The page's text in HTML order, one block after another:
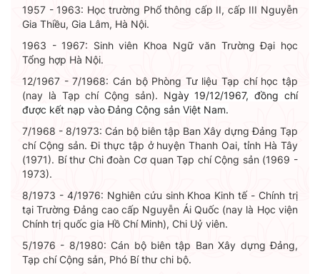
1957 - 1963: Học trường Phổ thông cấp II, cấp III Nguyễn
Gia Thiều, Gia Lâm, Hà Nội.
1963 - 1967: Sinh viên Khoa Ngữ văn Trường Đại học
Tổng hợp Hà Nội.
12/1967 - 7/1968: Cán bộ Phòng Tư liệu Tạp chí học tập
(nay là Tạp chí Cộng sản). Ngày 19/12/1967, đồng chí
được kết nạp vào Đảng Cộng sản Việt Nam.
7/1968 - 8/1973: Cán bộ biên tập Ban Xây dựng Đảng Tạp
chí Cộng sản. Đi thực tập ở huyện Thanh Oai, tỉnh Hà Tây
(1971). Bí thư Chi đoàn Cơ quan Tạp chí Cộng sản (1969 -
1973).
8/1973 - 4/1976: Nghiên cứu sinh Khoa Kinh tế - Chính trị
tại Trường Đảng cao cấp Nguyễn Ái Quốc (nay là Học viện
Chính trị quốc gia Hồ Chí Minh), Chi Uỷ viên.
5/1976 - 8/1980: Cán bộ biên tập Ban Xây dựng Đảng,
Tạp chí Cộng sản, Phó Bí thư chi bộ.